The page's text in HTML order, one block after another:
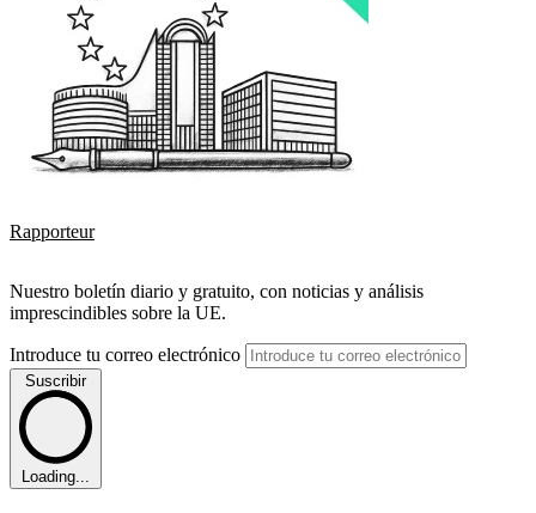
Rapporteur
Nuestro boletín diario y gratuito, con noticias y análisis
imprescindibles sobre la UE.
Introduce tu correo electrónico
Suscribir
Loading...